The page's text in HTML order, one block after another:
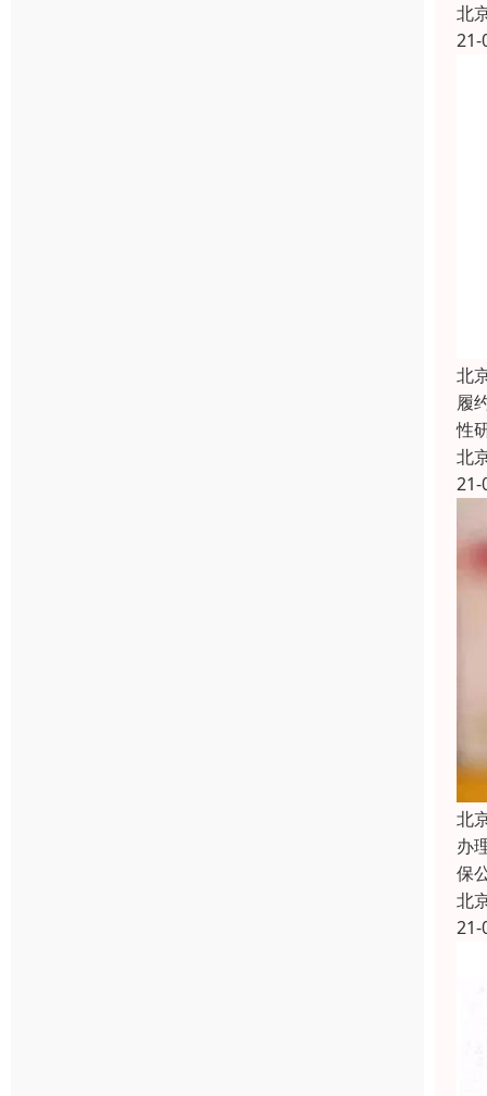
北
21-
北
履
性
北
21-
北
办
保
北
21-